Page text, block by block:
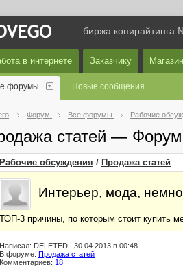
— биржа копирайтинга
в интернете Заказчику
форумы Новые сообщения
Форум Все форумы Рабочие
статей —
Рабочие обсуждения / Продажа статей
Интерьер, мода,
ТОП-3 причины, по которым стоит купить
Написал: DELETED , 30.04.2013 в 00:48
В форуме: Продажа статей
Комментариев: 18